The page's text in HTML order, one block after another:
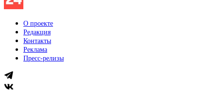
О проекте
Редакция
Контакты
Реклама
Пресс-релизы